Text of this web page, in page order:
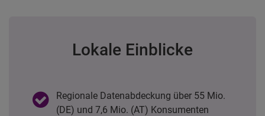
Lokale Einblicke
Regionale Datenabdeckung über 55 Mio.
(DE) und 7,6 Mio. (AT) Konsumenten